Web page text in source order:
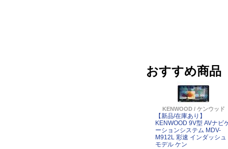
おすすめ商品
KENWOOD / ケンウッド
【新品/在庫あり】
KENWOOD 9V型 AVナビ
ーションシステム MDV-
M912L 彩速 インダッシュ
モデル ケン